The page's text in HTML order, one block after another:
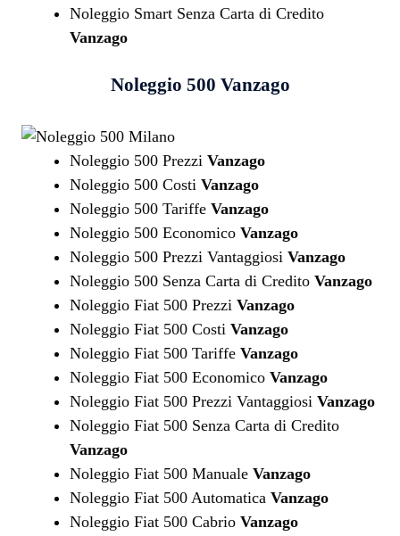
Noleggio Smart Senza Carta di Credito
Vanzago
Noleggio 500 Vanzago
Noleggio 500 Prezzi Vanzago
Noleggio 500 Costi Vanzago
Noleggio 500 Tariffe Vanzago
Noleggio 500 Economico Vanzago
Noleggio 500 Prezzi Vantaggiosi Vanzago
Noleggio 500 Senza Carta di Credito Vanzago
Noleggio Fiat 500 Prezzi Vanzago
Noleggio Fiat 500 Costi Vanzago
Noleggio Fiat 500 Tariffe Vanzago
Noleggio Fiat 500 Economico Vanzago
Noleggio Fiat 500 Prezzi Vantaggiosi Vanzago
Noleggio Fiat 500 Senza Carta di Credito
Vanzago
Noleggio Fiat 500 Manuale Vanzago
Noleggio Fiat 500 Automatica Vanzago
Noleggio Fiat 500 Cabrio Vanzago